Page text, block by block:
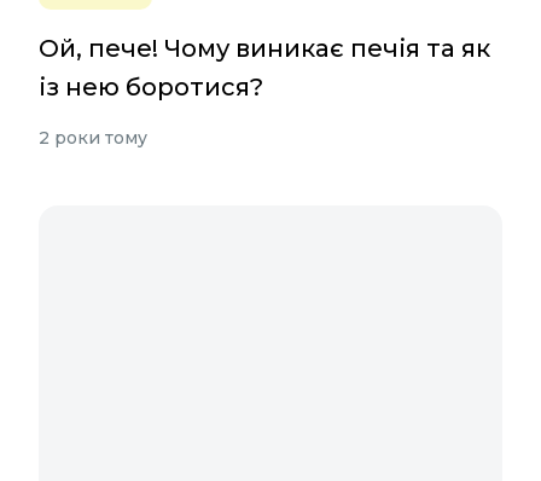
Ой, пече! Чому виникає печія та як
із нею боротися?
2 роки тому